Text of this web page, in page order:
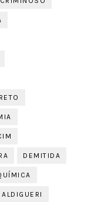
DEMITIDA